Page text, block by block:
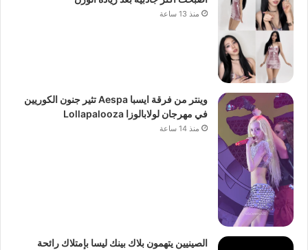
منذ 13 ساعة
وينتر من فرقة ايسبا Aespa تثير جنون الكوريين
في مهرجان لولابالوزا Lollapalooza
منذ 14 ساعة
الصينيين يتهمون بلاك بينك ليسا بإمتلاك رائحة